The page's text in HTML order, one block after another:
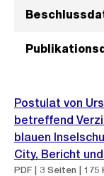
Postulat von
betreffend
blauen
City, Bericht
PDF | 3 Seiten | 175